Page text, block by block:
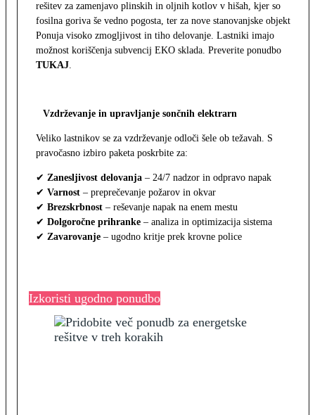
rešitev za zamenjavo plinskih in oljnih kotlov v hišah, kjer so
fosilna goriva še vedno pogosta, ter za nove stanovanjske objekte.
Ponuja visoko zmogljivost in tiho delovanje. Lastniki imajo
možnost koriščenja subvencij EKO sklada. Preverite ponudbo
TUKAJ.
Vzdrževanje in upravljanje sončnih elektrarn
Veliko lastnikov se za vzdrževanje odloči šele ob težavah. S
pravočasno izbiro paketa poskrbite za:
✔ Zanesljivost delovanja – 24/7 nadzor in odpravo napak
✔ Varnost – preprečevanje požarov in okvar
✔ Brezskrbnost – reševanje napak na enem mestu
✔ Dolgoročne prihranke – analiza in optimizacija sistema
✔ Zavarovanje – ugodno kritje prek krovne police
Izkoristi ugodno ponudbo